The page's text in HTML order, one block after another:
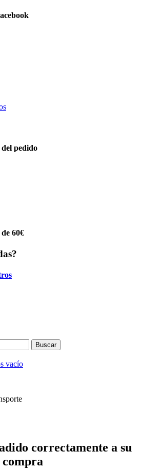
pedido
60€
Buscar
vacío
correctamente a su